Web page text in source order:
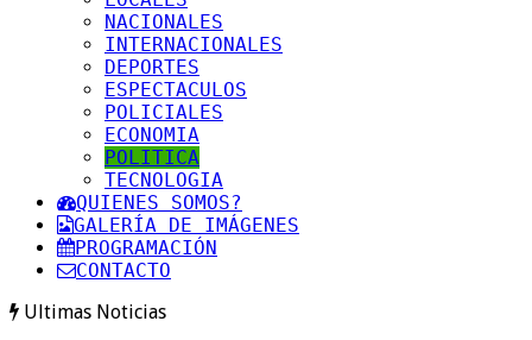
NACIONALES
INTERNACIONALES
DEPORTES
ESPECTACULOS
POLICIALES
ECONOMIA
POLITICA
TECNOLOGIA
QUIENES SOMOS?
GALERÍA DE IMÁGENES
PROGRAMACIÓN
CONTACTO
Ultimas Noticias